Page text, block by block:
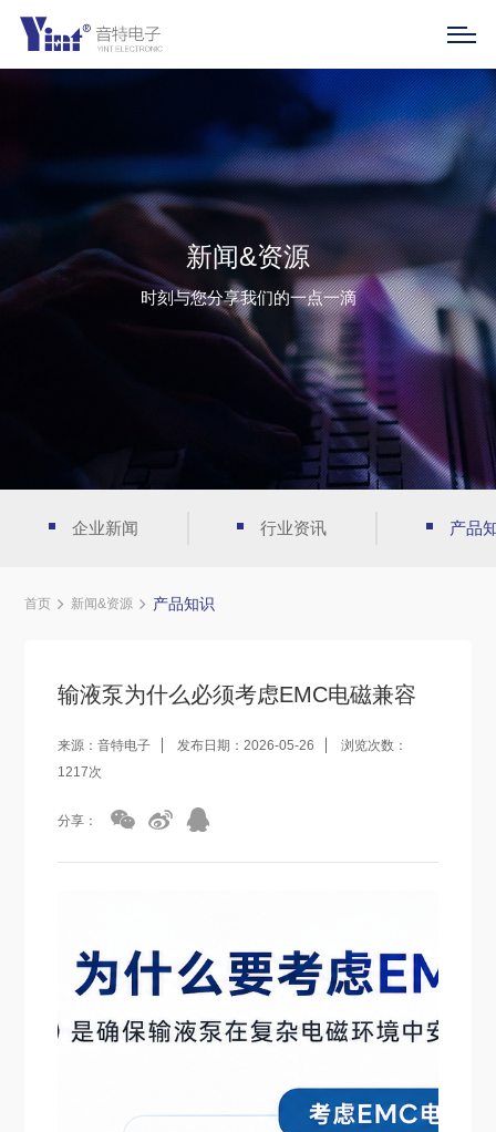
新闻&资源
时刻与您分享我们的一点一滴
企业新闻 行业资讯 产品
首页 新闻&资源 产品知识
输液泵为什么必须考虑EMC电磁兼容
来源：音特电子 发布日期：2026-05-26
浏览次数：
1217次
分享：